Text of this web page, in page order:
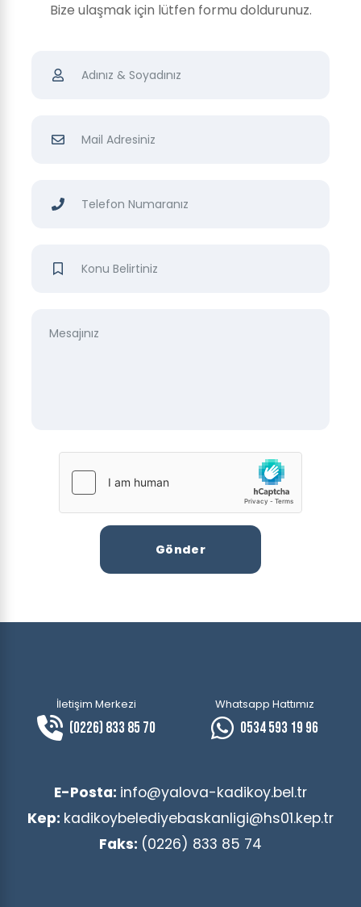
Bize ulaşmak için lütfen formu doldurunuz.
Gönder
İletişim Merkezi
(0226) 833 85 70
Whatsapp Hattımız
0534 593 19 96
E-Posta: info@yalova-kadikoy.bel.tr
Kep: kadikoybelediyebaskanligi@hs01.kep.tr
Faks: (0226) 833 85 74